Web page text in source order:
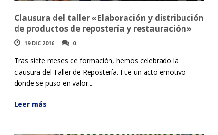
Clausura del taller «Elaboración y distribución
de productos de repostería y restauración»
19 DIC 2016 0
Tras siete meses de formación, hemos celebrado la
clausura del Taller de Repostería. Fue un acto emotivo
donde se puso en valor...
Leer más